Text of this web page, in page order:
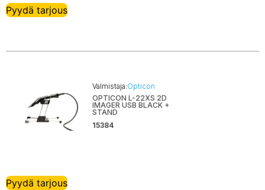
Pyydä tarjous
Valmistaja:Opticon
OPTICON L-22XS 2D
IMAGER USB BLACK +
STAND
15384
Pyydä tarjous